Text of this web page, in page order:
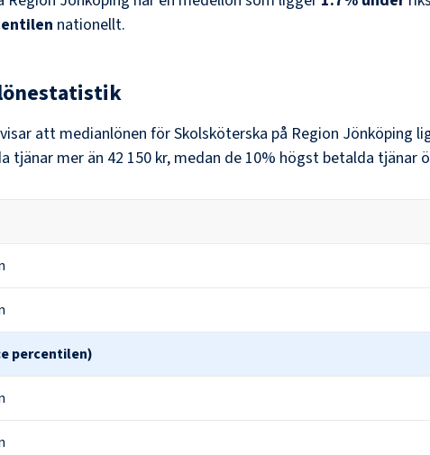
nationellt.
att medianlönen förSkolsköterska på Region Jönköping
tjänar mer än 42 150 kr, medan de 10% högst betalda tjänar
percentilen)